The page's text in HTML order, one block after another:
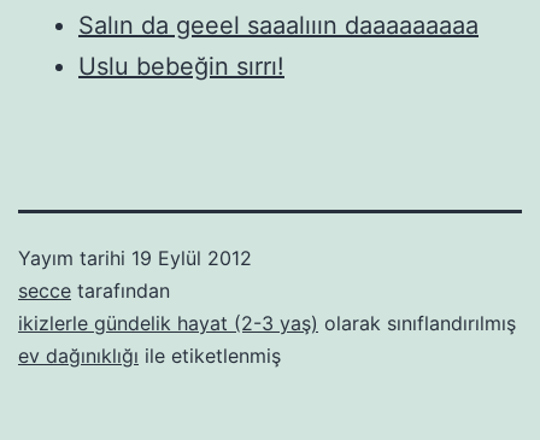
Salın da geeel saaalııın daaaaaaaaa
Uslu bebeğin sırrı!
Yayım tarihi 19 Eylül 2012
secce tarafından
ikizlerle gündelik hayat (2-3 yaş) olarak sınıflandırılmış
ev dağınıklığı ile etiketlenmiş